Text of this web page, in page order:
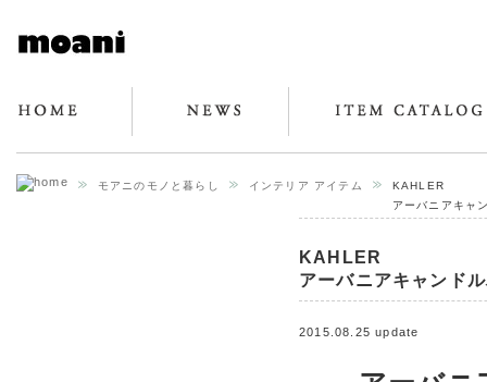
モアニのモノと暮らし インテリア アイテム
KAHLER
アーバニアキャ
KAHLER
アーバニアキャンド
2015.08.25 update